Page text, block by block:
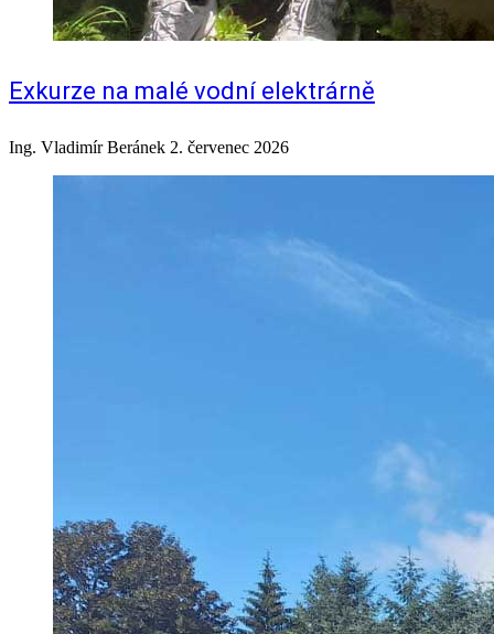
Exkurze na malé vodní elektrárně
Ing. Vladimír Beránek 2. červenec 2026